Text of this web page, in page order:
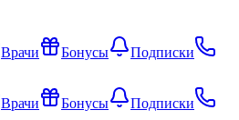
Врачи Бонусы
Подписки
Врачи Бонусы
Подписки